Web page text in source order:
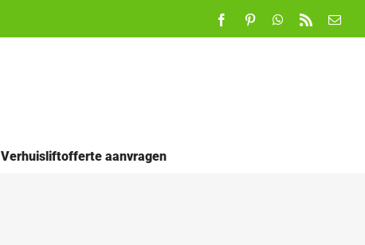
FacebookPinterestWhatsApp
Rss
E-
Verhuisliftofferte aanvragen